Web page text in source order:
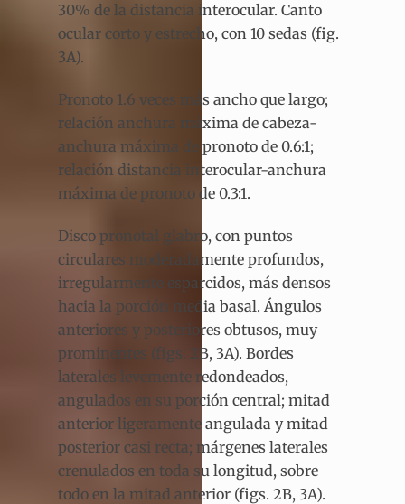
30% de la distancia interocular. Canto
ocular corto y estrecho, con 10 sedas (fig.
3A).
Pronoto 1.6 veces más ancho que largo;
relación anchura máxima de cabeza-
anchura máxima de pronoto de 0.6:1;
relación distancia interocular-anchura
máxima de pronoto de 0.3:1.
Disco pronotal glabro, con puntos
circulares moderadamente profundos,
irregularmente esparcidos, más densos
hacia la porción media basal. Ángulos
anteriores y posteriores obtusos, muy
prominentes (figs. 2B, 3A). Bordes
laterales levemente redondeados,
angulados en su porción central; mitad
anterior ligeramente angulada y mitad
posterior casi recta; márgenes laterales
crenulados en toda su longitud, sobre
todo en la mitad anterior (figs. 2B, 3A).